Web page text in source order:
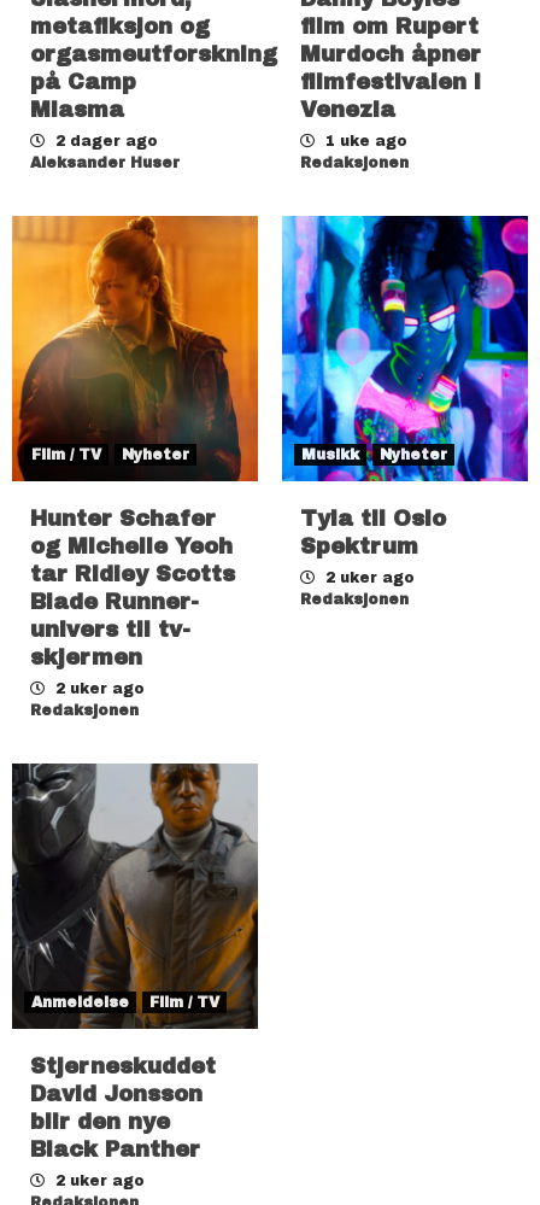
metafiksjon og
orgasmeutforskning
på Camp
Miasma
2 dager ago
Aleksander Huser
film om Rupert
Murdoch åpner
filmfestivalen i
Venezia
1 uke ago
Redaksjonen
Film / TV Nyheter
Hunter Schafer
og Michelle Yeoh
tar Ridley Scotts
Blade Runner-
univers til tv-
skjermen
2 uker ago
Redaksjonen
Musikk Nyheter
Tyla til Oslo
Spektrum
2 uker ago
Redaksjonen
Anmeldelse Film / TV
Stjerneskuddet
David Jonsson
blir den nye
Black Panther
2 uker ago